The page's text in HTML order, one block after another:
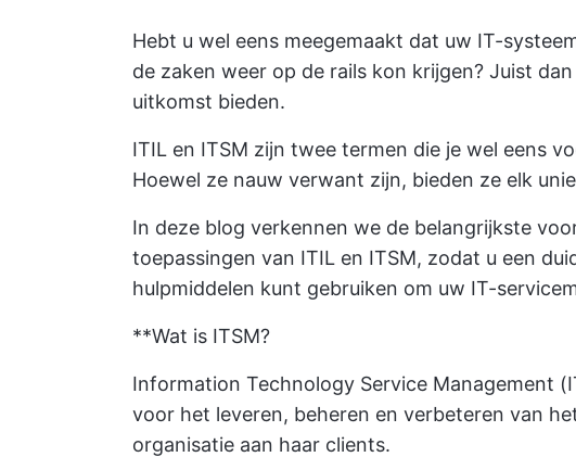
Hebt u wel eens meegemaakt dat uw IT-
de zaken weer op de rails kon krijgen? Juist
uitkomst bieden.
ITIL en ITSM zijn twee termen die je wel eens
Hoewel ze nauw verwant zijn, bieden ze elk
In deze blog verkennen we de belangrijkste
toepassingen van ITIL en ITSM, zodat u een
hulpmiddelen kunt gebruiken om uw IT-
**Wat is ITSM?
Information Technology Service Management
voor het leveren, beheren en verbeteren van
organisatie aan haar clients.